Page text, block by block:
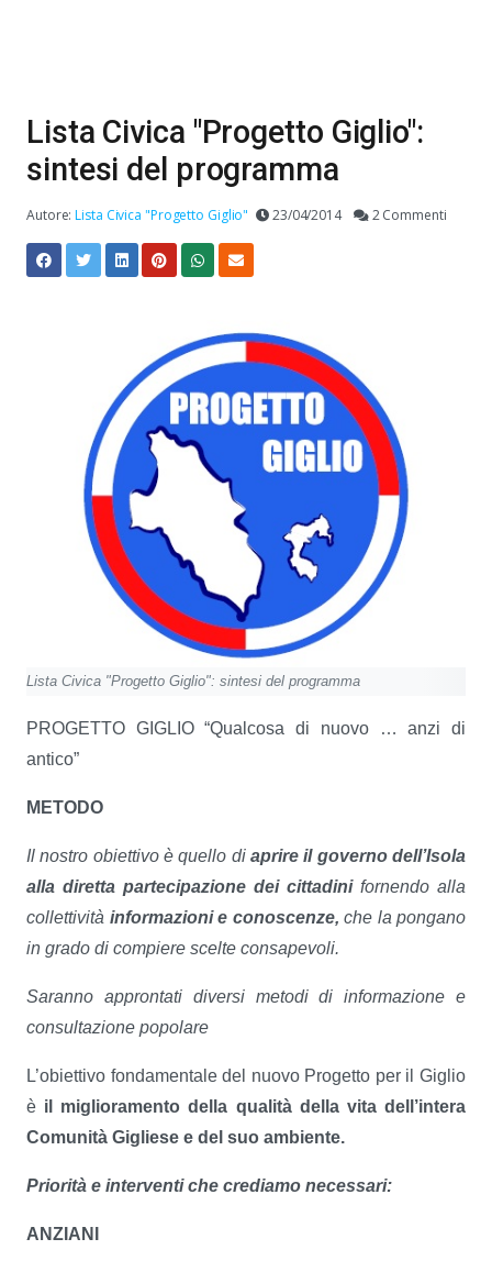
Lista Civica "Progetto Giglio":
sintesi del programma
Autore:Lista Civica "Progetto Giglio" 23/04/2014 2 Commenti
Lista Civica "Progetto Giglio": sintesi del programma
PROGETTO GIGLIO “Qualcosa di nuovo … anzi di
antico”
METODO
Il nostro obiettivo è quello di aprire il governo dell’Isola
alla diretta partecipazione dei cittadinifornendo alla
collettività informazioni e conoscenze, che la pongano
in grado di compiere scelte consapevoli.
Saranno approntati diversi metodi di informazione e
consultazione popolare
L’obiettivo fondamentale del nuovo Progetto per il Giglio
è il miglioramento della qualità della vita dell’intera
Comunità Gigliese e del suo ambiente.
Priorità e interventi che crediamo necessari:
ANZIANI